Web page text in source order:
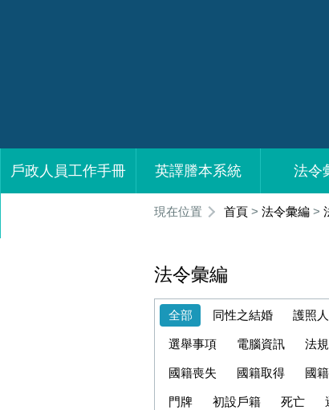
戶政人員工作手冊 英譯謄本系統 法令
歸化測試題庫(Naturalization Test Question
現在位置 首頁 > 法令彙編 >
法令彙編
全部 同性之結婚 護照
選舉事項 電腦資訊 法
國籍喪失 國籍取得 國籍
門牌 初設戶籍 死亡